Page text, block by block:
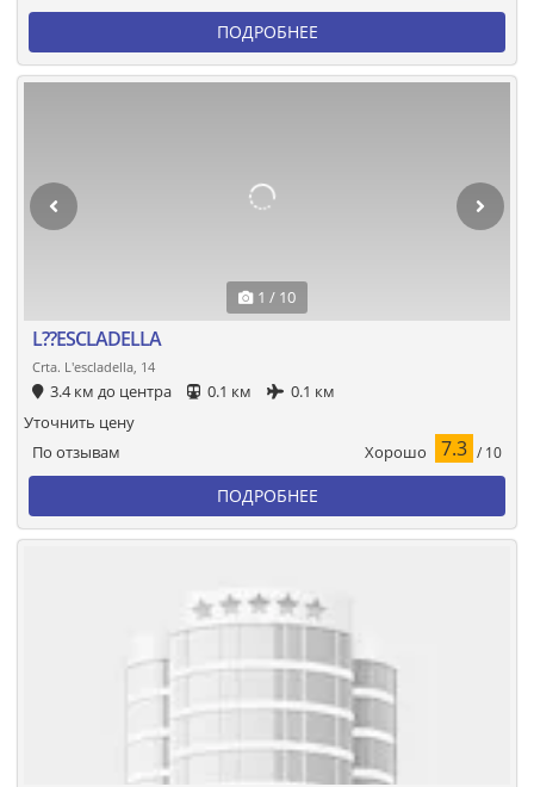
ПОДРОБНЕЕ
1 / 10
L??ESCLADELLA
Crta. L'escladella, 14
3.4 км до центра 0.1 км 0.1 км
По отзывам Хорошо 7.3 / 10
Уточнить цену
ПОДРОБНЕЕ